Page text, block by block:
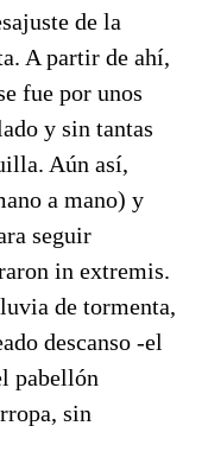
de la
A partir de ahí,
fue por unos
y sin tantas
Aún así,
a mano) y
seguir
in extremis.
de tormenta,
descanso -el
pabellón
sin